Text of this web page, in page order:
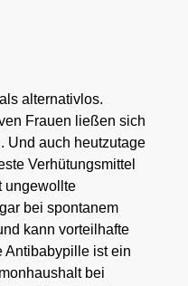
alternativlos.
Frauen ließen sich
Und auch heutzutage
Verhütungsmittel
ungewollte
bei spontanem
kann vorteilhafte
Antibabypille ist ein
bei